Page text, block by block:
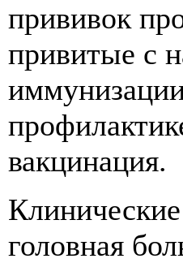
прививок
привитые с
вакцинация.
головная